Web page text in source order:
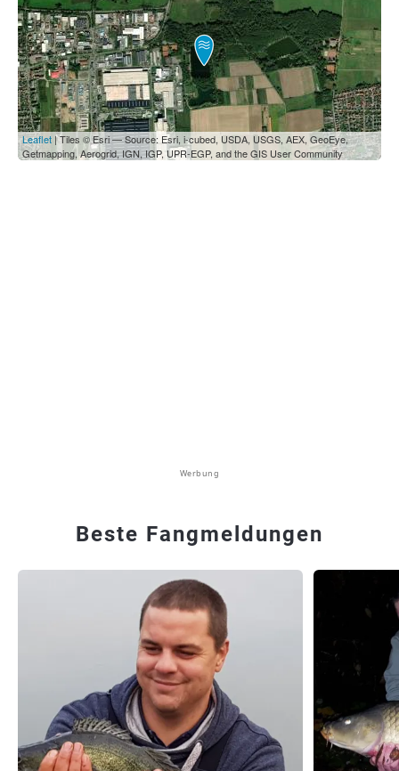
Leaflet | Tiles © Esri — Source: Esri, i-cubed, USDA, USGS, AEX, GeoEye,
Getmapping, Aerogrid, IGN, IGP, UPR-EGP, and the GIS User Community
Werbung
Beste Fangmeldungen